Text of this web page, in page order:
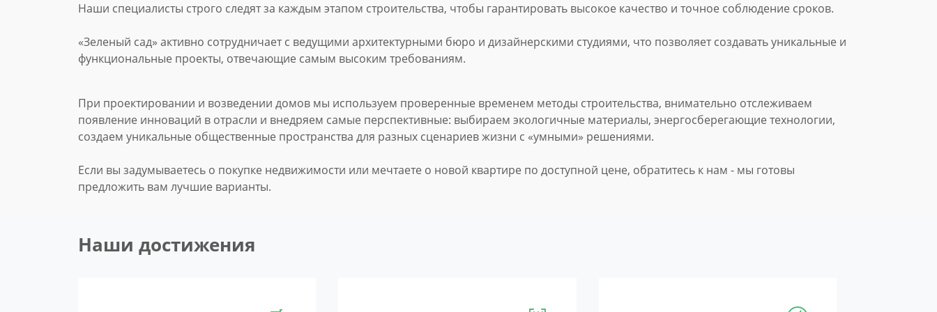
Наши специалисты строго следят за каждым этапом строительства, чтобы гарантировать высокое качество и точное соблюдение сроков.
«Зеленый сад» активно сотрудничает с ведущими архитектурными бюро и дизайнерскими студиями, что позволяет создавать уникальные и
функциональные проекты, отвечающие самым высоким требованиям.
При проектировании и возведении домов мы используем проверенные временем методы строительства, внимательно отслеживаем
появление инноваций в отрасли и внедряем самые перспективные: выбираем экологичные материалы, энергосберегающие технологии,
создаем уникальные общественные пространства для разных сценариев жизни с «умными» решениями.
Если вы задумываетесь о покупке недвижимости или мечтаете о новой квартире по доступной цене, обратитесь к нам - мы готовы
предложить вам лучшие варианты.
Наши достижения